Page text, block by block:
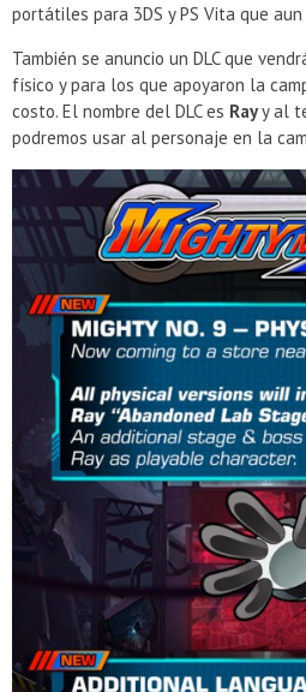
portátiles para 3DS y PS Vita que
También se anuncio un DLC que
físico y para los que apoyaron la
costo. El nombre del DLC es Rayy al
podremos usar al personaje en la